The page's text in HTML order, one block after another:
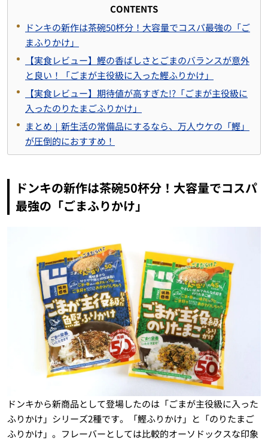
CONTENTS
ドンキの新作は茶碗50杯分！大容量でコスパ最強の「ご
まふりかけ」
【実食レビュー】鰹の香ばしさとごまのバランスが意外
と良い！「ごまが主役級に入った鰹ふりかけ」
【実食レビュー】期待値が高すぎた!?「ごまが主役級に
入ったのりたまごふりかけ」
まとめ｜新生活の常備品にするなら、万人ウケの「鰹」
が圧倒的におすすめ！
ドンキの新作は茶碗50杯分！大容量でコスパ
最強の「ごまふりかけ」
ドンキから新商品として登場したのは「ごまが主役級に入った
ふりかけ」シリーズ2種です。「鰹ふりかけ」と「のりたまご
ふりかけ」。フレーバーとしては比較的オーソドックスな印象